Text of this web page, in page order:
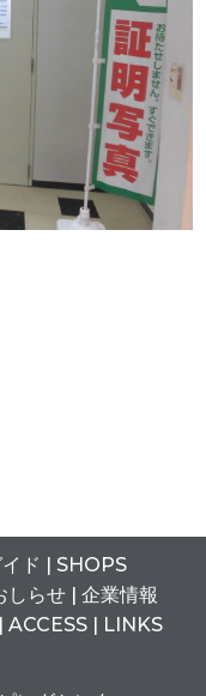
ド
SHOPS
しらせ
企業情報
ACCESS LINKS